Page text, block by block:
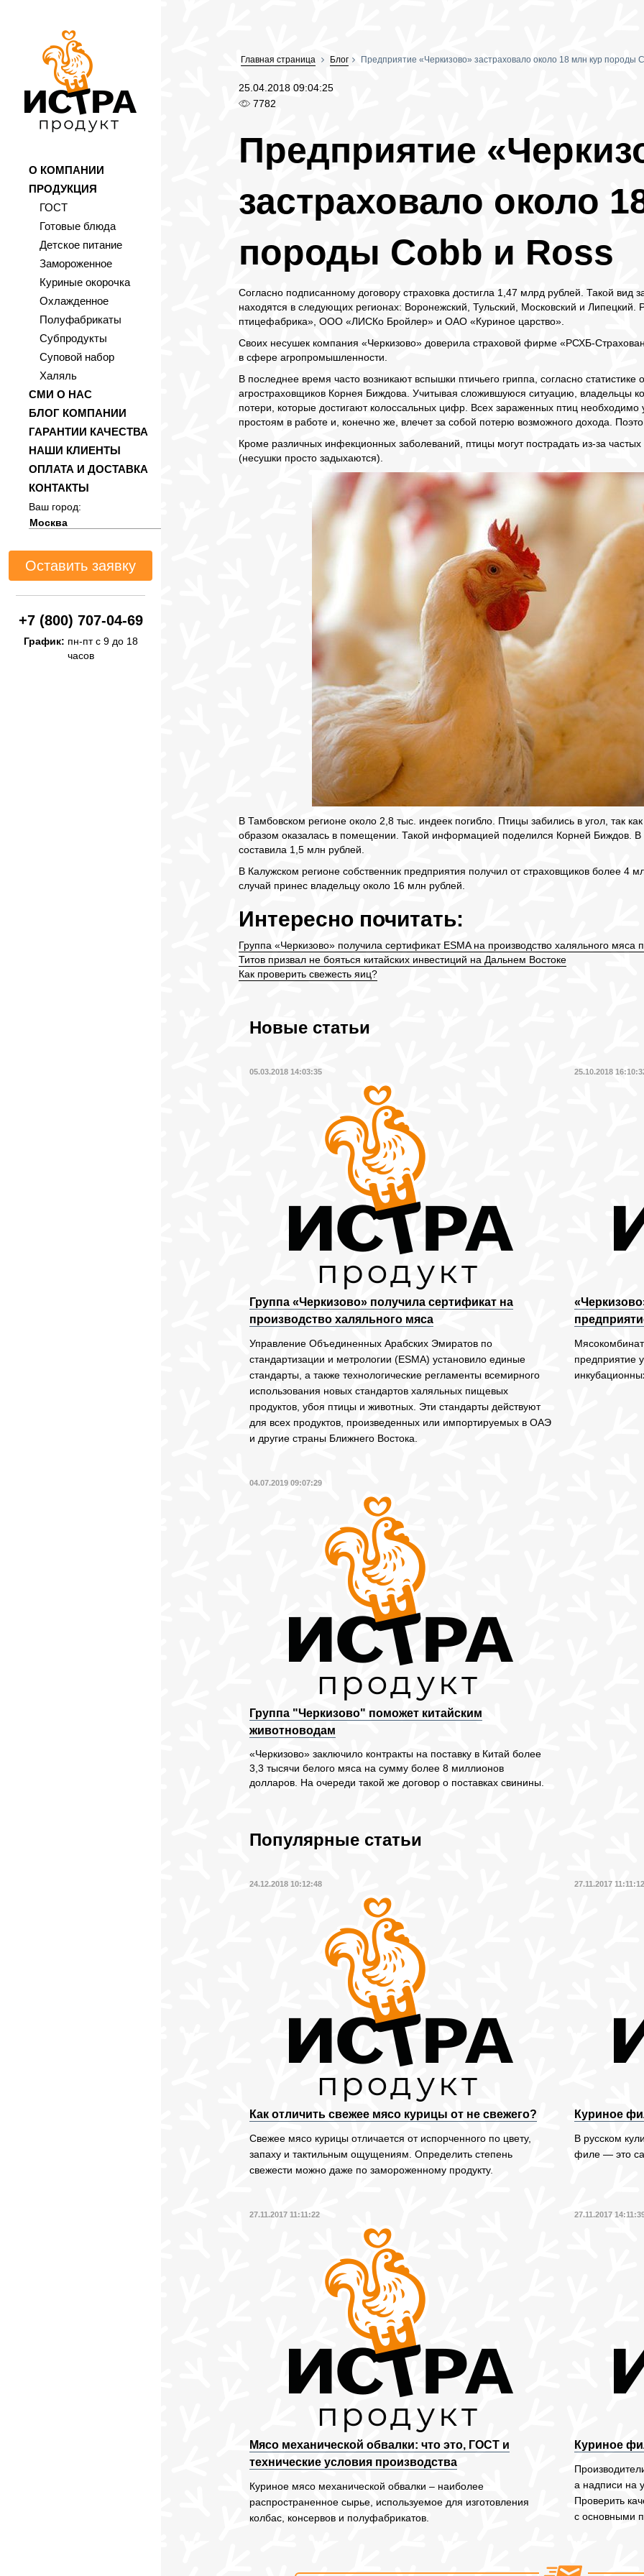
О КОМПАНИИ
ПРОДУКЦИЯ
ГОСТ
Готовые блюда
Детское питание
Замороженное
Куриные окорочка
Охлажденное
Полуфабрикаты
Субпродукты
Суповой набор
Халяль
СМИ О НАС
БЛОГ КОМПАНИИ
ГАРАНТИИ КАЧЕСТВА
НАШИ КЛИЕНТЫ
ОПЛАТА И ДОСТАВКА
КОНТАКТЫ
Ваш город:
Оставить заявку
+7 (800) 707-04-69
График: пн-пт с 9 до 18
часов
Главная страница Блог Предприятие «Черкизово» застраховало около 18 млн кур породы
25.04.2018 09:04:25
7782
Предприятие
застраховало около
породы Cobb и Ross
Согласно подписанному договору страховка достигла 1,47 млрд рублей. Такой вид
находятся в следующих регионах: Воронежский, Тульский, Московский и
птицефабрика», ООО «ЛИСКо Бройлер» и ОАО «Куриное царство».
Своих несушек компания «Черкизово» доверила страховой фирме «РСХБ-
в сфере агропромышленности.
В последнее время часто возникают вспышки птичьего гриппа, согласно
агростраховщиков Корнея Биждова. Учитывая сложившуюся ситуацию, владельцы
потери, которые достигают колоссальных цифр. Всех зараженных птиц необходимо
простоям в работе и, конечно же, влечет за собой потерю возможного дохода.
Кроме различных инфекционных заболеваний, птицы могут пострадать из-за
(несушки просто задыхаются).
В Тамбовском регионе около 2,8 тыс. индеек погибло. Птицы забились в угол, так
образом оказалась в помещении. Такой информацией поделился Корней Биждов. В
составила 1,5 млн рублей.
В Калужском регионе собственник предприятия получил от страховщиков более 4
случай принес владельцу около 16 млн рублей.
Интересно почитать:
Группа «Черкизово» получила сертификат ESMA на производство халяльного мяса
Титов призвал не бояться китайских инвестиций на Дальнем Востоке
Как проверить свежесть яиц?
Новые статьи
05.03.2018 14:03:35
Группа «Черкизово» получила сертификат на
производство халяльного мяса
Управление Объединенных Арабских Эмиратов по
стандартизации и метрологии (ESMA) установило единые
стандарты, а также технологические регламенты всемирного
использования новых стандартов халяльных пищевых
продуктов, убоя птицы и животных. Эти стандарты действуют
для всех продуктов, произведенных или импортируемых в ОАЭ
и другие страны Ближнего Востока.
25.10.2018
предприятие
04.07.2019 09:07:29
Группа "Черкизово" поможет китайским
животноводам
«Черкизово» заключило контракты на поставку в Китай более
3,3 тысячи белого мяса на сумму более 8 миллионов
долларов. На очереди такой же договор о поставках свинины.
Популярные статьи
24.12.2018 10:12:48
Как отличить свежее мясо курицы от не свежего?
Свежее мясо курицы отличается от испорченного по цвету,
запаху и тактильным ощущениям. Определить степень
свежести можно даже по замороженному продукту.
27.11.2017 11:11:12
Куриное
В русском
филе — это
27.11.2017 11:11:22
Мясо механической обвалки: что это, ГОСТ и
технические условия производства
Куриное мясо механической обвалки – наиболее
распространенное сырье, используемое для изготовления
колбас, консервов и полуфабрикатов.
27.11.2017
Куриное
а надписи на
Проверить
с основными